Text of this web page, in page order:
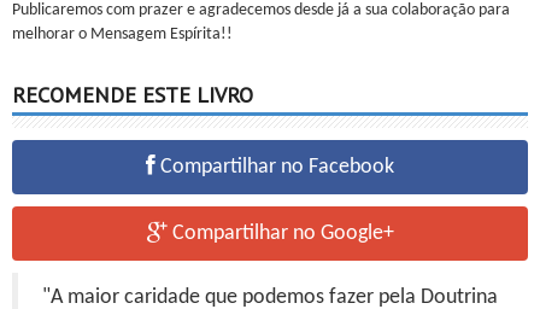
Publicaremos com prazer e agradecemos desde já a sua colaboração para
melhorar o Mensagem Espírita!!
RECOMENDE ESTE LIVRO
Compartilhar no Facebook
Compartilhar no Google+
"A maior caridade que podemos fazer pela Doutrina